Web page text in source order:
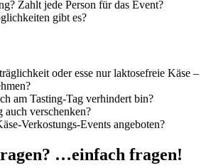
Zahlt jede Person für das Event?
gibt es?
oder esse nur laktosefreie Käse –
am Tasting-Tag verhindert bin?
auch verschenken?
Verkostungs-Events angeboten?
…einfach fragen!